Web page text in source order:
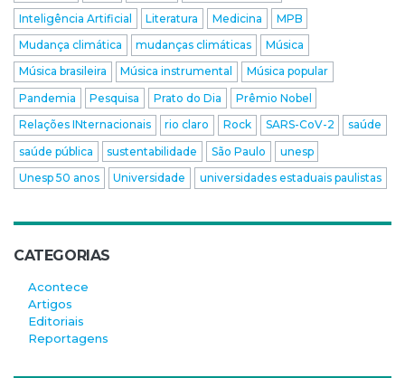
Inteligência Artificial
Literatura Medicina
MPB
Mudança climática
mudanças climáticas
Música
Música brasileira
Música instrumental
Música popular
Pandemia
Pesquisa Prato do Dia
Prêmio Nobel
Relações INternacionais
rio claro Rock SARS-CoV-2
saúde
saúde pública
sustentabilidade São Paulo
unesp
Unesp 50 anos
Universidade universidades estaduais paulistas
CATEGORIAS
Acontece
Artigos
Editoriais
Reportagens